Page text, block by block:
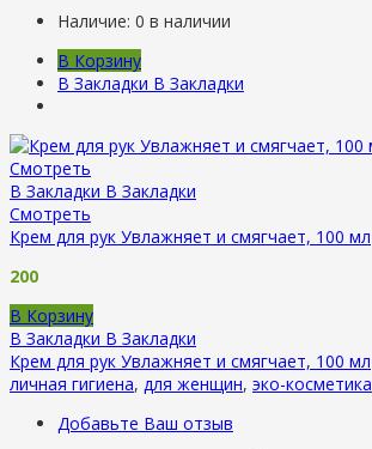
Наличие: 0 в наличии
В Корзину
В Закладки В Закладки
Смотреть
В Закладки В Закладки
Смотреть
Крем для рук Увлажняет и смягчает, 100 мл
200
В Корзину
В Закладки В Закладки
Крем для рук Увлажняет и смягчает, 100 мл
личная гигиена, для женщин, эко-косметика
Добавьте Ваш отзыв